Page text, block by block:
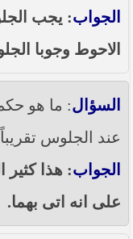
الجواب: يجب
الاحوط وجوبا
السؤال: ما هو
عند الجلوس
الجواب: هذا كثير
على انه اتى بهما.